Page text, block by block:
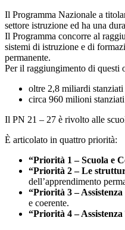
Il Programma Nazionale a
settore istruzione ed ha una
Il Programma concorre al
sistemi di istruzione e di
permanente.
Per il raggiungimento di questi
oltre 2,8 miliardi
circa 960 milioni
Il PN 21 – 27 è rivolto alle
È articolato in quattro priorità:
“Priorità 1 – Scuola e
“Priorità 2 – Le
dell’apprendimento
“Priorità 3 –
e coerente.
“Priorità 4 –